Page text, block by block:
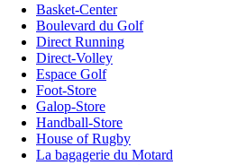
Basket-Center
Boulevard du Golf
Direct Running
Direct-Volley
Espace Golf
Foot-Store
Galop-Store
Handball-Store
House of Rugby
La bagagerie du Motard